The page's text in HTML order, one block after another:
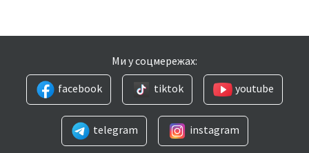
Ми у соцмережах:
facebook
tiktok youtube
telegram instagram